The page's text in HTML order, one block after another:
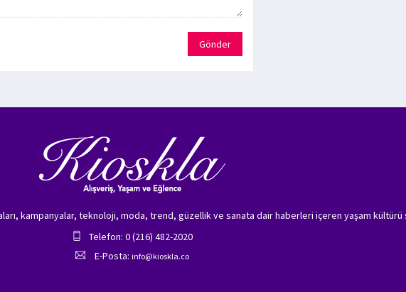
Gönder
kampanyalar, teknoloji, moda, trend, güzellik ve sanata dair haberleri içeren yaşam kültürü
Telefon: 0 (216) 482-2020
E-Posta: info@kioskla.co